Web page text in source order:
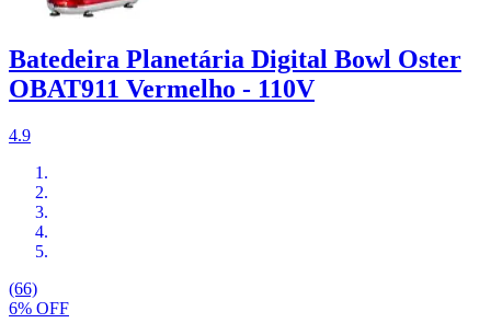
Batedeira Planetária Digital Bowl Oster
OBAT911 Vermelho - 110V
4.9
(66)
6% OFF